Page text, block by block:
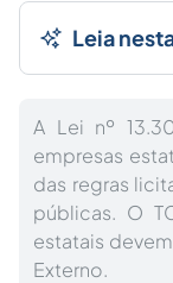
Leia
A Lei nº
empresas
das regras
públicas. O
estatais
Externo.